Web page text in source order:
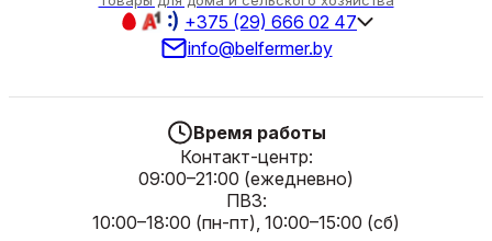
+375 (29) 666 02 47
info@belfermer.by
Время работы
Контакт-центр:
09:00–21:00 (ежедневно)
ПВЗ:
10:00–18:00 (пн-пт), 10:00–15:00 (сб)